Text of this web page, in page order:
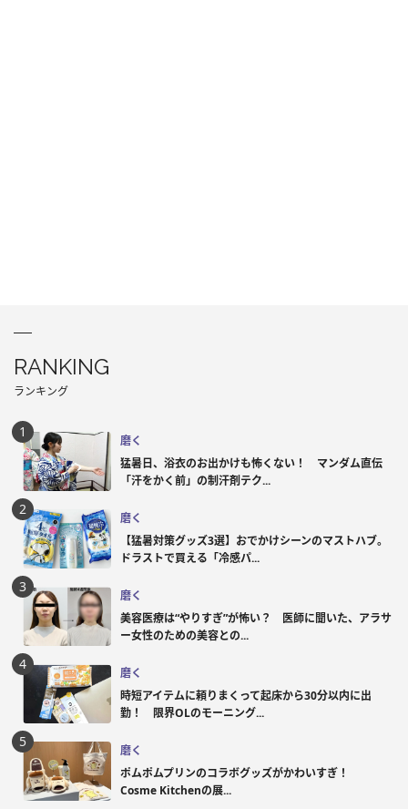
RANKING
ランキング
磨く
猛暑日、浴衣のお出かけも怖くない！ マンダム直伝
「汗をかく前」の制汗剤テク...
磨く
【猛暑対策グッズ3選】おでかけシーンのマストハブ。
ドラストで買える「冷感パ...
磨く
美容医療は“やりすぎ”が怖い？ 医師に聞いた、アラサ
ー女性のための美容との...
磨く
時短アイテムに頼りまくって起床から30分以内に出
勤！ 限界OLのモーニング...
磨く
ポムポムプリンのコラボグッズがかわいすぎ！
Cosme Kitchenの展...